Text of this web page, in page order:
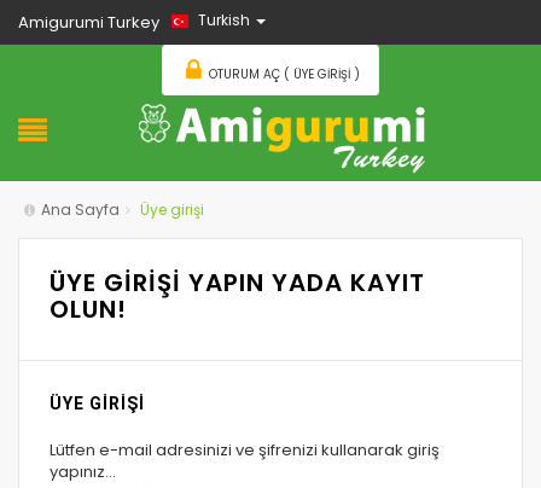
Amigurumi Turkey Turkish
OTURUM AÇ ( ÜYE GIRIŞI )
Ana Sayfa Üye girişi
ÜYE GİRİŞİ YAPIN YADA KAYIT
OLUN!
ÜYE GİRİŞİ
Lütfen e-mail adresinizi ve şifrenizi kullanarak giriş
yapınız...